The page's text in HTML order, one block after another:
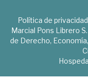
Política de privacidad
Marcial Pons Librero
de Derecho,